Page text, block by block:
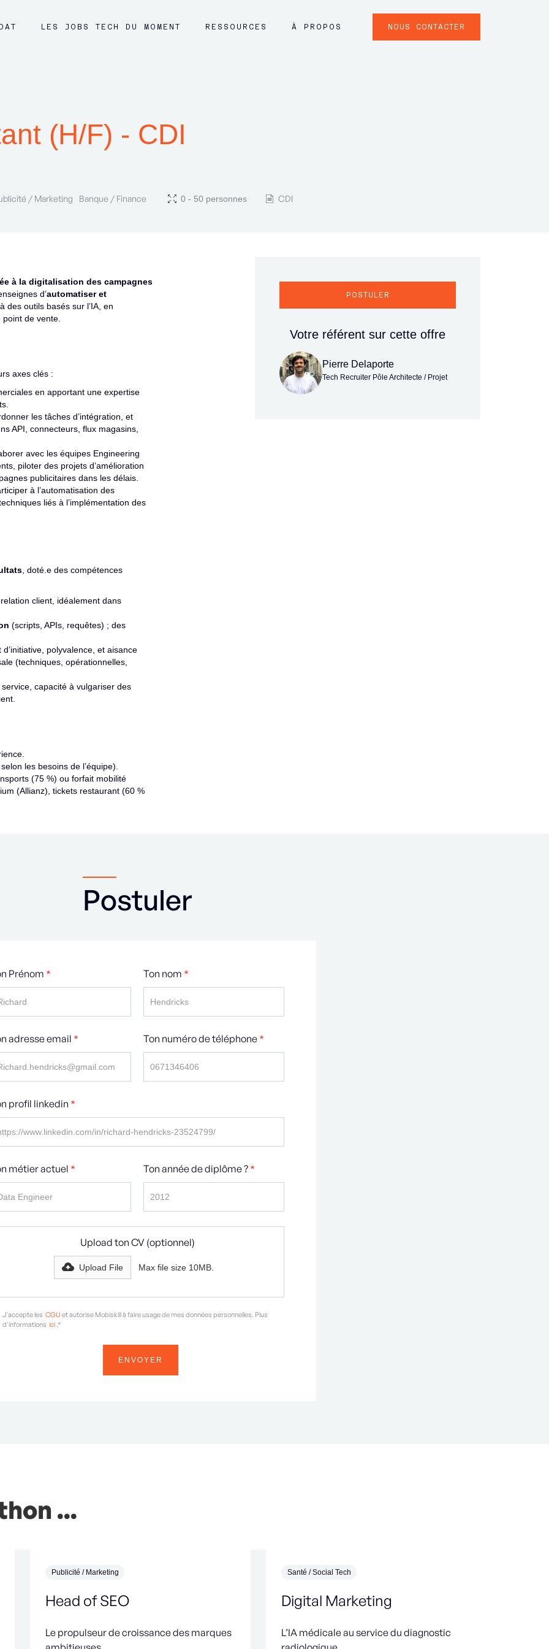
LES JOBS TECH DU MOMENT RESSOURCES À PROPOS NOUS CONTACTER
(H/F) - CDI
/ Marketing Banque / Finance 0 - 50 personnes CDI
à la digitalisation des campagnes
d’automatiser et
outils basés sur l’IA, en
de vente.
axes clés :
en apportant une expertise
les tâches d’intégration, et
API, connecteurs, flux magasins,
avec les équipes Engineering
piloter des projets d’amélioration
publicitaires dans les délais.
à l’automatisation des
liés à l’implémentation des
, doté.e des compétences
client, idéalement dans
(scripts, APIs, requêtes) ; des
polyvalence, et aisance
(techniques, opérationnelles,
capacité à vulgariser des
les besoins de l’équipe).
(75 %) ou forfait mobilité
(Allianz), tickets restaurant (60 %
POSTULER
Votre référent sur cette offre
Pierre Delaporte
Tech Recruiter Pôle Architecte / Projet
Postuler
Prénom * Ton nom *
adresse email * Ton numéro de téléphone*
profil linkedin *
métier actuel * Ton année de diplôme ?*
Upload ton CV (optionnel)
Upload File Max file size 10MB.
J'accepte les CGU et autorise Mobiskill à faire usage de mes données personnelles. Plus
d'informations ici .*
...
Publicité / Marketing
Head of SEO
Le propulseur de croissance des marques
Santé / Social Tech
Digital Marketing
L’IA médicale au service du diagnostic